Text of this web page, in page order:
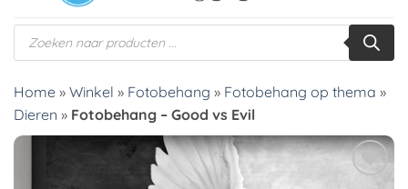
Producten
zoeken
Home » Winkel » Fotobehang » Fotobehang op thema »
Dieren » Fotobehang – Good vs Evil